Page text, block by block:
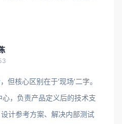
但核心区别在于‘现场’二字。
心，负责产品定义后的技术支
计参考方案、解决内部测试